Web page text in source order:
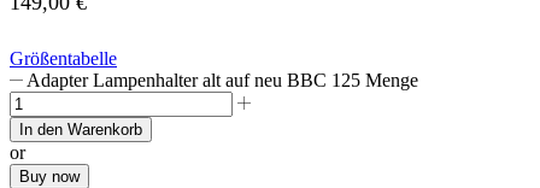
Größentabelle
Adapter Lampenhalter alt auf neu BBC 125 Menge
In den Warenkorb
or
Buy now